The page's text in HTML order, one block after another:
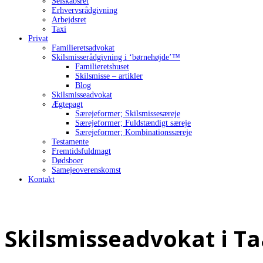
Erhvervsrådgivning
Arbejdsret
Taxi
Privat
Familieretsadvokat
Skilsmisserådgivning i ‘børnehøjde’™
Familieretshuset
Skilsmisse – artikler
Blog
Skilsmisseadvokat
Ægtepagt
Særejeformer; Skilsmissesæreje
Særejeformer; Fuldstændigt særeje
Særejeformer; Kombinationssæreje
Testamente
Fremtidsfuldmagt
Dødsboer
Samejeoverenskomst
Kontakt
Skilsmisseadvokat i